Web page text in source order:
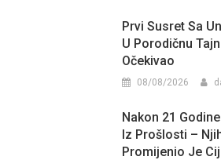
Prvi Susret Sa
U Porodičnu
Očekivao
08/08/2026
Nakon 21
Iz Prošlosti –
Promijenio Je